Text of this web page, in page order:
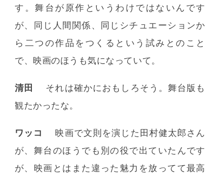
す。舞台が原作というわけではないんです
が、同じ人間関係、同じシチュエーションか
ら二つの作品をつくるという試みとのこと
で、映画のほうも気になっていて。
清田
それは確かにおもしろそう。舞台版も
観たかったな。
ワッコ
映画で文則を演じた田村健太郎さん
が、舞台のほうでも別の役で出ていたんです
が、映画とはまた違った魅力を放ってて最高